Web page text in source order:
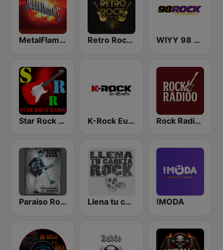
MetalFlames Radio Retro Rock Revival WIYY 98 Rock 97.9 FM
Star Rock RADIO K-Rock Europe Rock Radioo
Paraiso Rock Radio Llena tu cabeza de RocK !MODA